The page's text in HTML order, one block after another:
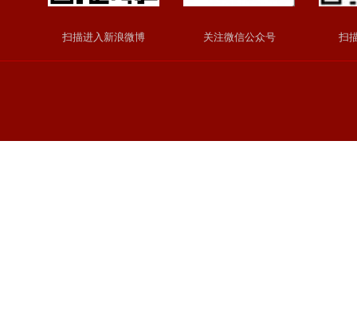
扫描进入新浪微博 关注微信公众号 扫